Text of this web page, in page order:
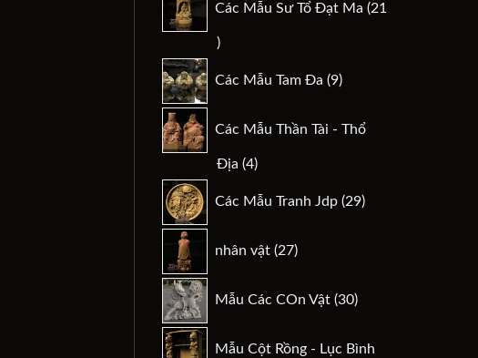
Các Mẫu Sư Tổ Đạt Ma
21
21
phẩm
Các Mẫu Tam Đa 9
sản
Các Mẫu Thần Tài - Thổ
Địa 44
phẩm
Các Mẫu Tranh Jdp 29
sản
nhân vật 27
sản
Mẫu Các COn Vật 30
sản
Mẫu Cột Rồng - Lục Bình